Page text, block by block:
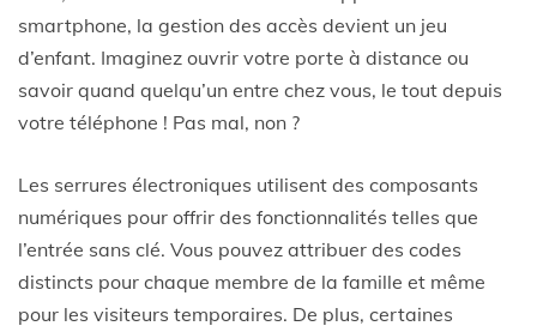
smartphone, la gestion des accès devient un jeu
d’enfant. Imaginez ouvrir votre porte à distance ou
savoir quand quelqu’un entre chez vous, le tout depuis
votre téléphone ! Pas mal, non ?
Les serrures électroniques utilisent des composants
numériques pour offrir des fonctionnalités telles que
l’entrée sans clé. Vous pouvez attribuer des codes
distincts pour chaque membre de la famille et même
pour les visiteurs temporaires. De plus, certaines